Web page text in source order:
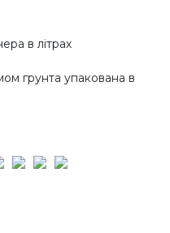
в літрах
грунта упакована в